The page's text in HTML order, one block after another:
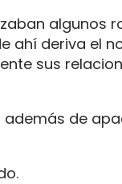
algunos
ahí deriva el
sus
de